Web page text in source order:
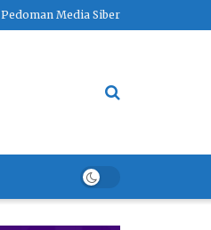
Pedoman Media Siber